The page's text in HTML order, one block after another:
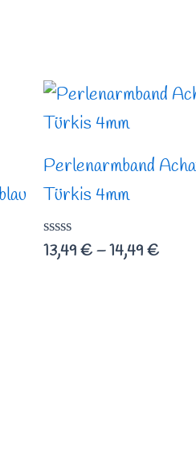
Perlenarmband
Türkis 4mm
Bewertet
mit
13,49€–14,49€